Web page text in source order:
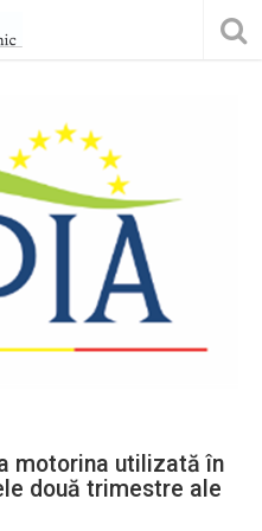
motorina utilizată în
două trimestre ale